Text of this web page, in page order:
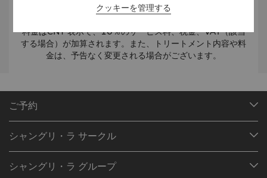
お客様がお着替えになる際は席を外し、トリートメント中
は、トリートメント箇所を除く体の部位は全てタオルでカバ
のトリートメントではバスト周りなどのトリートメントの有
無をご選択いただけます。
ご希望の日時にトリートメントをお楽しみいただくため、事
前予約をお勧めいたします。トリートメント内容のご相談
ご到着時間
時間の10分前までにはスパへお越しください。
料金はCNY 表示で、10％のサービス料、税金、VAT（該当
する場合）が加算されます。また、トリートメント内容や料
金は、予告なく変更される場合がございます。
ご予約
ご予約の検索
レストラン＆バー
シャングリ・ラ サークル
シャングリ・ラ サークルに入会
シャングリ・ラ グループ
クッキーを管理する